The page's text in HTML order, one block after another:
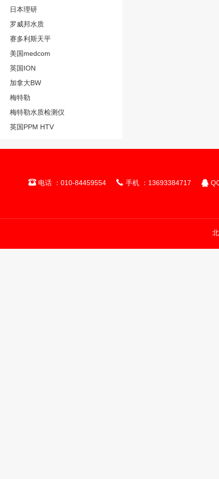
日本理研
罗威邦水质
赛多利斯天平
美国medcom
英国ION
加拿大BW
梅特勒
梅特勒水质检测仪
英国PPM HTV
电话 ：010-84459554  手机 ：13693384717 